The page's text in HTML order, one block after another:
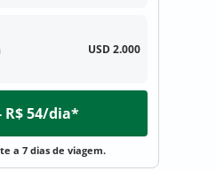
USD 2.000
R$ 54/dia*
a 7 dias de viagem.